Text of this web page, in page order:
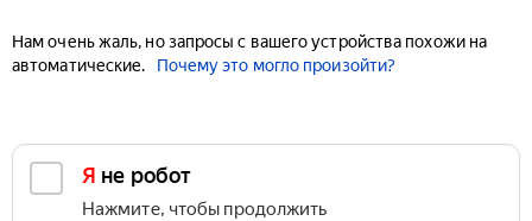
Нам очень жаль, но запросы с вашего устройства похожи на
автоматические.
Почему это могло произойти?
Я не робот
Нажмите, чтобы продолжить